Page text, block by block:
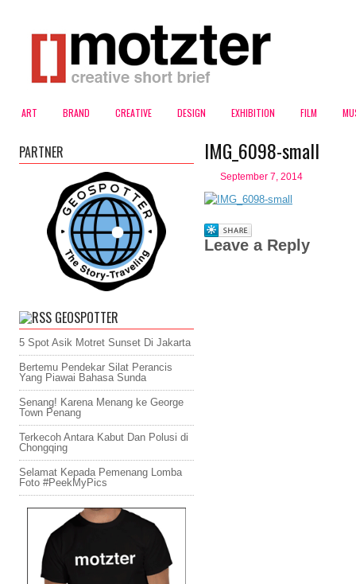
ART BRAND CREATIVE DESIGN EXHIBITION FILM
IMG_6098-small
September 7, 2014
Leave a Reply
PARTNER
GEOSPOTTER
5 Spot Asik Motret Sunset Di Jakarta
Bertemu Pendekar Silat Perancis
Yang Piawai Bahasa Sunda
Senang! Karena Menang ke George
Town Penang
Terkecoh Antara Kabut Dan Polusi di
Chongqing
Selamat Kepada Pemenang Lomba
Foto #PeekMyPics